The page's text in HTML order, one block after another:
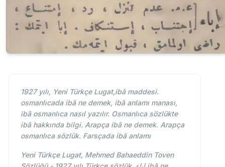
1927 yılı, Yeni Türkçe Lugat,ibâ maddesi.
osmanlıcada ibâ ne demek, ibâ anlamı manası,
ibâ osmanlıca nasıl yazılır. Osmanlıca sözlükte
ibâ hakkında bilgi. Arapça ibâ ne demek. Arapça
osmanlıca sözlük. Farsçada ibâ anlamı
Yeni Türkçe Lugat, Mehmed Bahaeddin Toven